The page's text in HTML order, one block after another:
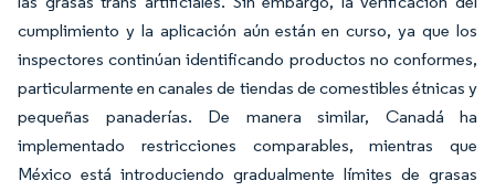
cumplimiento y la aplicación aún están en curso, ya que los
inspectores continúan identificando productos no conformes,
particularmente en canales de tiendas de comestibles étnicas y
pequeñas panaderías. De manera similar, Canadá ha
implementado restricciones comparables, mientras que
México está introduciendo gradualmente límites de grasas